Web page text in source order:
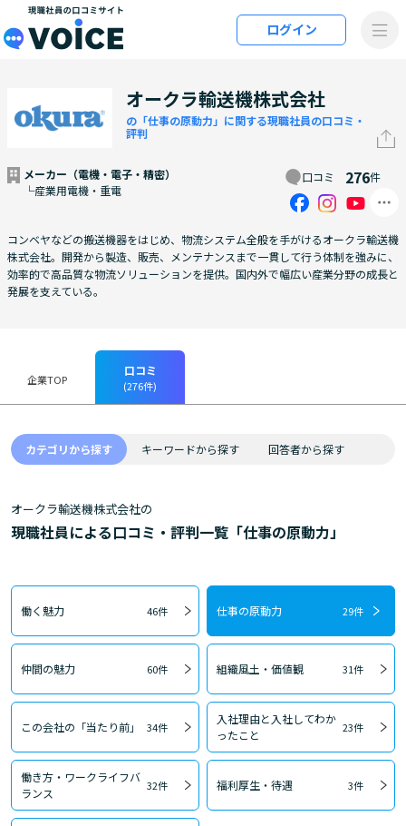
メインコンテンツにスキップ
ログイン
オークラ輸送機株式会社
の「仕事の原動力」に関する現職社員の口コミ・
評判
メーカー（電機・電子・精密）
└産業用電機・重電
口コミ 276件
コンベヤなどの搬送機器をはじめ、物流システム全般を手がけるオークラ輸送機
株式会社。開発から製造、販売、メンテナンスまで一貫して行う体制を強みに、
効率的で高品質な物流ソリューションを提供。国内外で幅広い産業分野の成長と
発展を支えている。
企業TOP
口コミ
(276件)
カテゴリから探す キーワードから探す 回答者から探す
オークラ輸送機株式会社の
現職社員による口コミ・評判一覧「仕事の原動力」
働く魅力 46件 仕事の原動力 29件
仲間の魅力 60件 組織風土・価値観 31件
この会社の「当たり前」 34件
入社理由と入社してわか
ったこと
23件
働き方・ワークライフバ
ランス
32件 福利厚生・待遇 3件